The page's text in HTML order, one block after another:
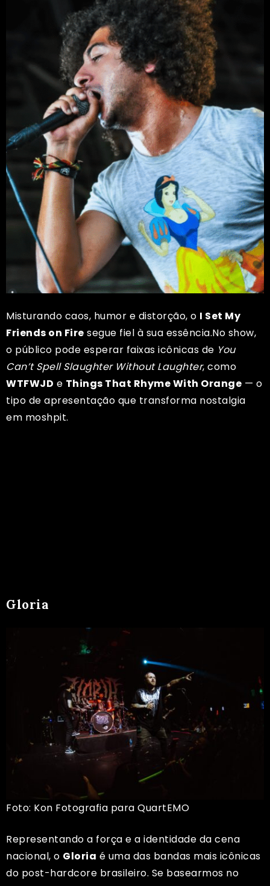
Misturando caos, humor e distorção, o I Set My
Friends on Fire segue fiel à sua essência.No show,
o público pode esperar faixas icônicas de You
Can’t Spell Slaughter Without Laughter, como
WTFWJD e Things That Rhyme With Orange — o
tipo de apresentação que transforma nostalgia
em moshpit.
Gloria
Foto: Kon Fotografia para QuartEMO
Representando a força e a identidade da cena
nacional, o Gloria é uma das bandas mais icônicas
do post-hardcore brasileiro. Se basearmos no